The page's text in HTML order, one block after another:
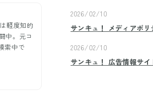
軽度知的
中。元コ
索中で
2026/02/10
サンキュ！ メディアポリ
2026/02/10
サンキュ！ 広告情報サイ